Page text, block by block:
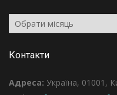
Архіви
Контакти
Адреса: Україна, 01001,